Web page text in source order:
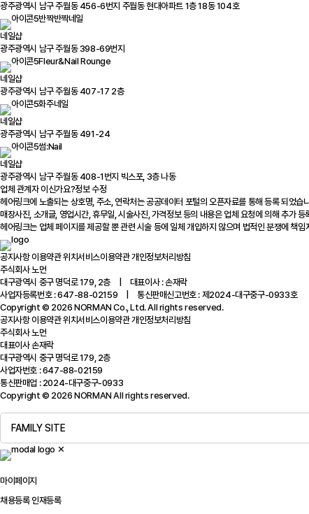
광주광역시 남구 주월동 456-6번지 주월동 현대아파트 1층 18동 104호
반짝반짝네일
네일샵
광주광역시 남구 주월동 398-69번지
Fleur&Nail Rounge
네일샵
광주광역시 남구 주월동 407-17 2층
화주네일
네일샵
광주광역시 남구 주월동 491-24
썸:Nail
네일샵
광주광역시 남구 주월동 408-1번지 빅스포, 3층 나동
업체 관계자 이신가요?정보 수정
헤어링크에 노출되는 상호명, 주소, 연락처는 공공데이터 포털의 오픈자료를 통해 등록 되었습
매장사진, 소개글, 영업시간, 휴무일, 시술사진, 가격정보 등의 내용은 업체 요청에 의해 추가
헤어링크는 업체 페이지를 제공할 뿐 관련 시술 등에 일체 개입하지 않으며 법적인 분쟁에 책임
공지사항이용약관위치서비스이용약관개인정보처리방침
주식회사 노먼
대구광역시 중구 명덕로 179, 2층 | 대표이사 : 손재락
사업자등록번호 : 647-88-02159 | 통신판매신고번호 : 제2024-대구중구-0933호
Copyright © 2026 NORMAN Co., Ltd. All rights reserved.
공지사항이용약관위치서비스이용약관개인정보처리방침
주식회사 노먼
대표이사 손재락
대구광역시 중구 명덕로 179, 2층
사업자번호 : 647-88-02159
통신판매업 : 2024-대구중구-0933
Copyright © 2026 NORMAN All rights reserved.
FAMILY SITE
✕
마이페이지
채용등록인재등록